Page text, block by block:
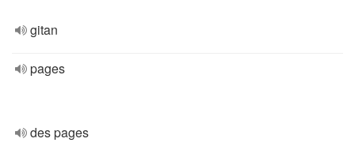
gitan
pages
des pages